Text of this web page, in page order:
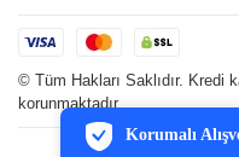
Korumalı
7/24 Canlı
iyzico
© Tüm Hakları Saklıdır. Kredi
korunmaktadır.
ideasoft